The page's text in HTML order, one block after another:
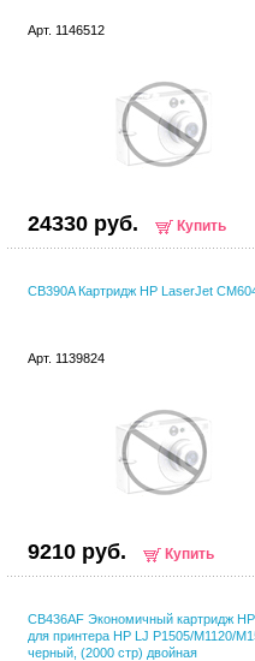
Арт. 1146512
24330 руб. Купить
CB390A Картридж НР LaserJet
Арт. 1139824
9210 руб. Купить
CB436AF Экономичный картридж
для принтера HP LJ P1505/M1120/
черный, (2000 стр) двойная